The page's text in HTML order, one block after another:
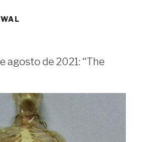
agosto de 2021: ‘‘The